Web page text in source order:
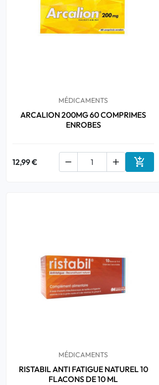
MÉDICAMENTS
ARCALION 200MG 60 COMPRIMES
ENROBES
12,99 €   
MÉDICAMENTS
RISTABIL ANTI FATIGUE NATUREL 10
FLACONS DE 10 ML